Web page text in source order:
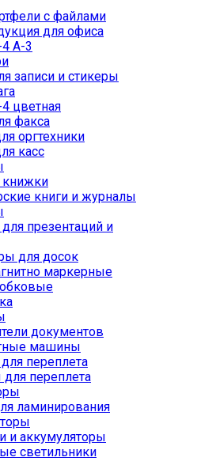
с файлами
для офиса
А-3
записи и стикеры
цветная
факса
оргтехники
касс
книги и журналы
презентаций и
для досок
маркерные
документов
машины
переплета
переплета
ламинирования
и аккумуляторы
светильники